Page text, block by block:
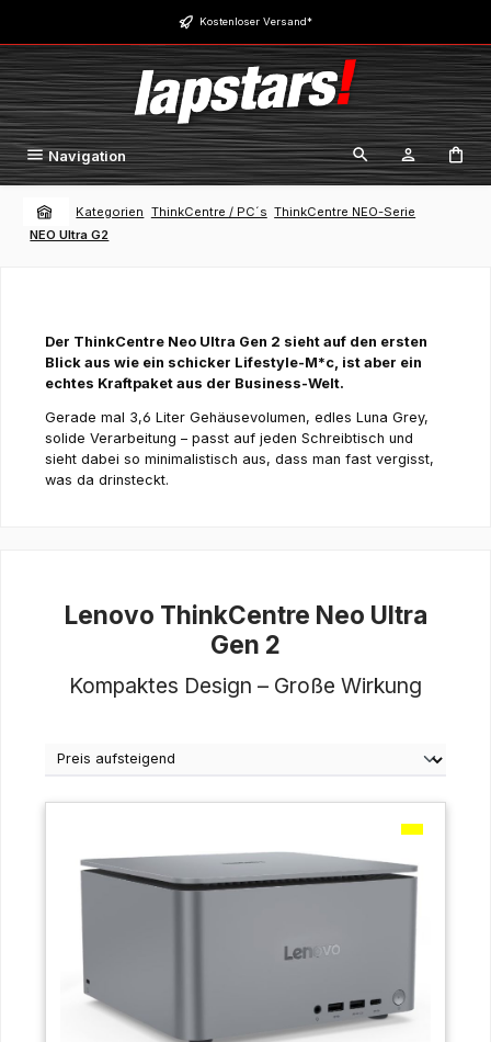
Zum Hauptinhalt springen Kostenloser Versand*
Navigation
Kategorien ThinkCentre / PC´s ThinkCentre NEO-Serie
NEO Ultra G2
Der ThinkCentre Neo Ultra Gen 2 sieht auf den ersten
Blick aus wie ein schicker Lifestyle-M*c, ist aber ein
echtes Kraftpaket aus der Business-Welt.
Gerade mal 3,6 Liter Gehäusevolumen, edles Luna Grey,
solide Verarbeitung – passt auf jeden Schreibtisch und
sieht dabei so minimalistisch aus, dass man fast vergisst,
was da drinsteckt.
Lenovo ThinkCentre Neo Ultra
Gen 2
Kompaktes Design – Große Wirkung